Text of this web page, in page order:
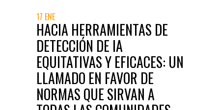
17 ENE
HACIA HERRAMIENTAS DE
DETECCIÓN DE IA
EQUITATIVAS Y EFICACES: UN
LLAMADO EN FAVOR DE
NORMAS QUE SIRVAN A